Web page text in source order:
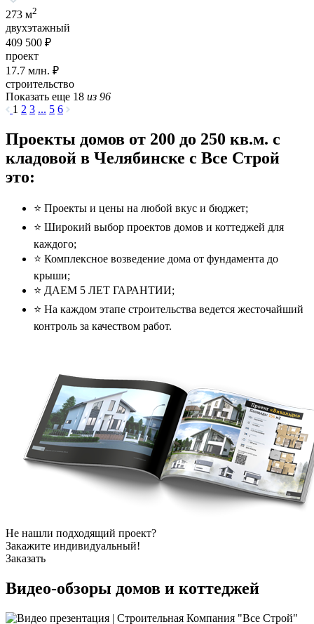
273 м2
двухэтажный
409 500 ₽
проект
17.7 млн. ₽
строительство
Показать еще 18 из 96
1 2 3 ... 5 6
Проекты домов от 200 до 250 кв.м. с
кладовой в Челябинске с Все Строй
это:
⭐️ Проекты и цены на любой вкус и бюджет;
⭐️ Широкий выбор проектов домов и коттеджей для
каждого;
⭐️ Комплексное возведение дома от фундамента до
крыши;
⭐️ ДАЕМ 5 ЛЕТ ГАРАНТИИ;
⭐️ На каждом этапе строительства ведется жесточайший
контроль за качеством работ.
Не нашли подходящий проект?
Закажите индивидуальный!
Заказать
Видео-обзоры домов и коттеджей